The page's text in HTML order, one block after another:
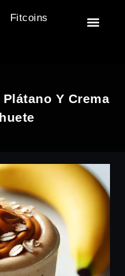
Fitcoins
Y Crema